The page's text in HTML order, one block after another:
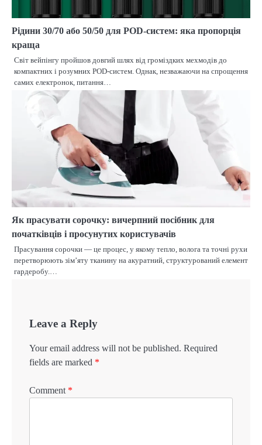
Рідини 30/70 або 50/50 для POD-систем: яка пропорція
краща
Світ вейпінгу пройшов довгий шлях від громіздких мехмодів до
компактних і розумних POD-систем. Однак, незважаючи на спрощення
самих електронок, питання…
Як прасувати сорочку: вичерпний посібник для
початківців і просунутих користувачів
Прасування сорочки — це процес, у якому тепло, волога та точні рухи
перетворюють зім’яту тканину на акуратний, структурований елемент
гардеробу.…
Leave a Reply
Your email address will not be published. Required
fields are marked *
Comment *